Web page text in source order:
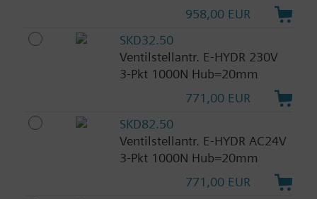
958,00 EUR
SKD32.50
Ventilstellantr. E-HYDR 230V
3-Pkt 1000N Hub=20mm
771,00 EUR
SKD82.50
Ventilstellantr. E-HYDR AC24V
3-Pkt 1000N Hub=20mm
771,00 EUR